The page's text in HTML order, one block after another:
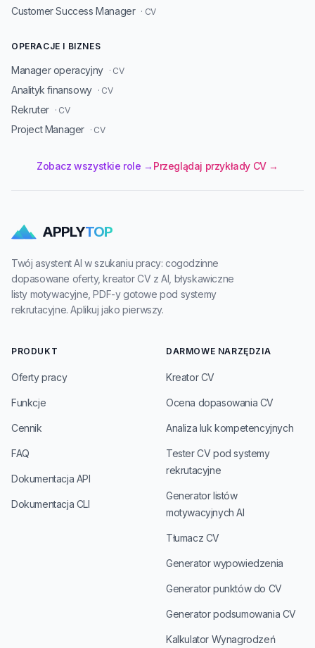
Customer Success Manager · CV
OPERACJE I BIZNES
Manager operacyjny · CV
Analityk finansowy · CV
Rekruter · CV
Project Manager · CV
Zobacz wszystkie role → Przeglądaj przykłady CV →
APPLYTOP
Twój asystent AI w szukaniu pracy: cogodzinne
dopasowane oferty, kreator CV z AI, błyskawiczne
listy motywacyjne, PDF-y gotowe pod systemy
rekrutacyjne. Aplikuj jako pierwszy.
PRODUKT
Oferty pracy
Funkcje
Cennik
FAQ
Dokumentacja API
Dokumentacja CLI
DARMOWE NARZĘDZIA
Kreator CV
Ocena dopasowania CV
Analiza luk kompetencyjnych
Tester CV pod systemy
rekrutacyjne
Generator listów
motywacyjnych AI
Tłumacz CV
Generator wypowiedzenia
Generator punktów do CV
Generator podsumowania CV
Kalkulator Wynagrodzeń